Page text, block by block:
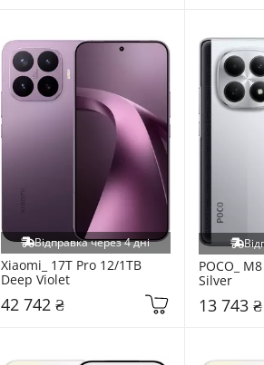
Відправка через 4 дні
Xiaomi_ 17T Pro 12/1TB
Deep Violet
42 742 ₴
POCO_
Silver
13 743 ₴